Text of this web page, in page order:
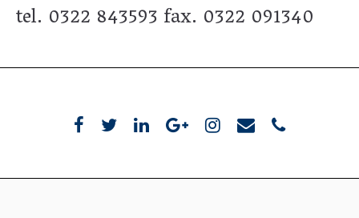
tel. 0322 843593 fax. 0322 091340